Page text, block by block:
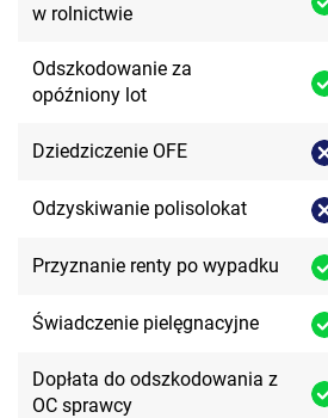
w rolnictwie
Odszkodowanie za
opóźniony lot
Dziedziczenie OFE
Odzyskiwanie polisolokat
Przyznanie renty po wypadku
Świadczenie pielęgnacyjne
Dopłata do odszkodowania z
OC sprawcy